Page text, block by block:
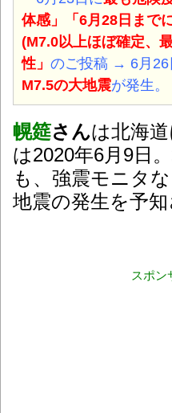
体感」「6月28日まで
(M7.0以上ほぼ確定、
性」 のご投稿 → 6月26
M7.5の大地震が発生。
幌筵さんは北海
は2020年6月9日
も、強震モニタ
地震の発生を予知
スポン